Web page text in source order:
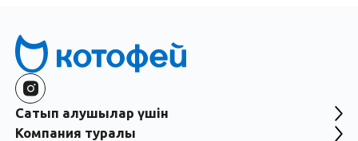
Сатып алушылар үшін
Компания туралы